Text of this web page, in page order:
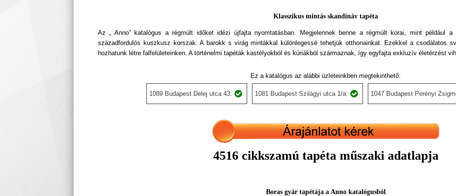
Klasszikus mintás skandináv tapéta
Az „ Anno” katalógus a régmúlt időket idézi újfajta nyomtatásban. Megjelennek benne a régmúlt korai, mint például
századfordulós kuszkusz korszak. A barokk s virág mintákkal különlegessé tehetjük otthonainkat. Ezekkel a csodálatos
hozhatunk létre falfelületeinken. A történelmi tapéták kastélyokból és kúriákból származnak, így egyfajta exkluzív életérzést
Ez a katalógus az alábbi üzleteinkben megtekinthető:
1089 Budapest Delej utca 43: 1081 Budapest Szilágyi utca 1/a: 1047 Budapest Perényi
4516 cikkszamú tapéta műszaki adatlapja
Boras gyár tapétája a Anno katalógusból